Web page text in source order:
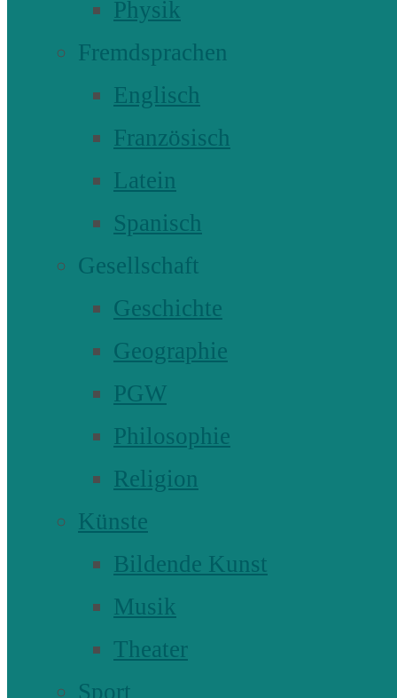
Physik
Fremdsprachen
Englisch
Französisch
Latein
Spanisch
Gesellschaft
Geschichte
Geographie
PGW
Philosophie
Religion
Künste
Bildende Kunst
Musik
Theater
Sport